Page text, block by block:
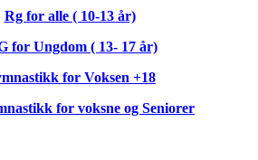
Rg for alle ( 10-13 år)
for Ungdom ( 13- 17 år)
for Voksen +18
for voksne og Seniorer